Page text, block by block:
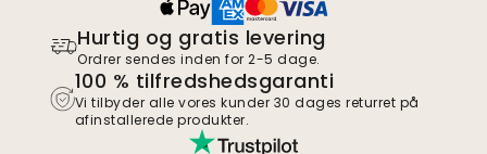
Hurtig og gratis levering
Ordrer sendes inden for 2-5 dage.
100 % tilfredshedsgaranti
Vi tilbyder alle vores kunder 30 dages returret på
afinstallerede produkter.